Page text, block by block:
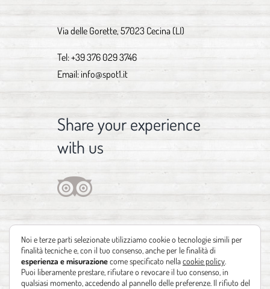
Via delle Gorette, 57023 Cecina (LI)
Tel:+39 376 029 3746
Email: info@spot1.it
Share your experience
with us
Noi e terze parti selezionate utilizziamo cookie o tecnologie simili per
finalità tecniche e, con il tuo consenso, anche per le finalità di
esperienza e misurazionecome specificato nellacookie policy
Puoi liberamente prestare, rifiutare o revocare il tuo consenso, in
qualsiasi momento, accedendo al pannello delle preferenze. Il rifiuto del